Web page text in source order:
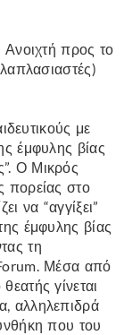
προς το
με
έμφυλης βίας
Ο Μικρός
πορείας στο
να “αγγίξει”
έμφυλης βίας
τη
Μέσα από
γίνεται
αλληλεπιδρά
που του